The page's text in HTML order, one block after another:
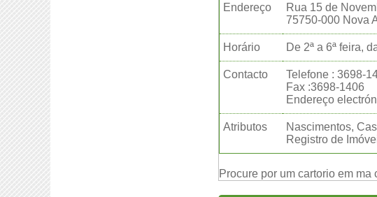
Endereço
Rua 15 de
75750-000 Nova
Horário De 2ª a 6ª feira,
Contacto
Telefone : 3698-
Fax :3698-1406
Endereço
Atributos
Nascimentos,
Registro de
Procure por um cartorio em